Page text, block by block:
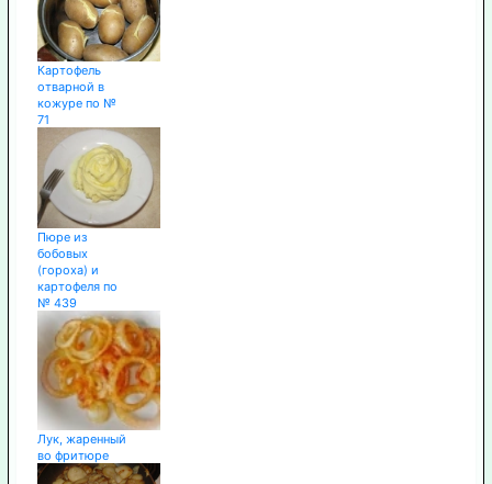
Картофель
отварной в
кожуре по №
71
Пюре из
бобовых
(гороха) и
картофеля по
№ 439
Лук, жаренный
во фритюре